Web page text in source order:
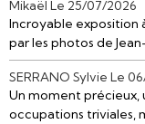
Mikaël Le 25/07/2026
Incroyable exposition
par les photos de
SERRANO Sylvie Le
Un moment précieux,
occupations triviales,